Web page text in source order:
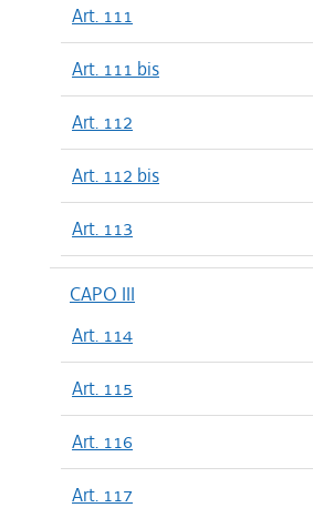
Art. 111
Art. 111 bis
Art. 112
Art. 112 bis
Art. 113
CAPO III
Art. 114
Art. 115
Art. 116
Art. 117